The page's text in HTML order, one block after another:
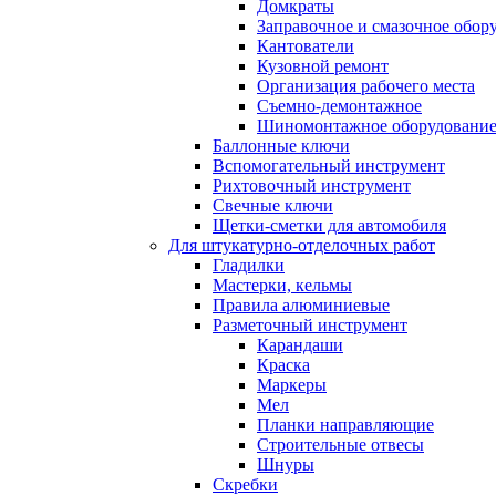
Домкраты
Заправочное и смазочное
Кантователи
Кузовной ремонт
Организация рабочего места
Съемно-демонтажное
Шиномонтажное оборудование
Баллонные ключи
Вспомогательный инструмент
Рихтовочный инструмент
Свечные ключи
Щетки-сметки для автомобиля
Для штукатурно-отделочных работ
Гладилки
Мастерки, кельмы
Правила алюминиевые
Разметочный инструмент
Карандаши
Краска
Маркеры
Мел
Планки направляющие
Строительные отвесы
Шнуры
Скребки